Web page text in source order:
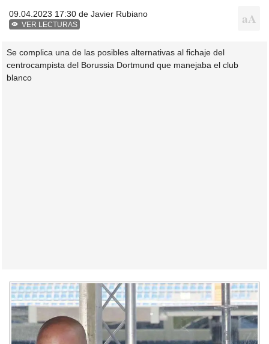
09.04.2023 17:30 de Javier Rubiano
VER LECTURAS
Se complica una de las posibles alternativas al fichaje del
centrocampista del Borussia Dortmund que manejaba el club
blanco